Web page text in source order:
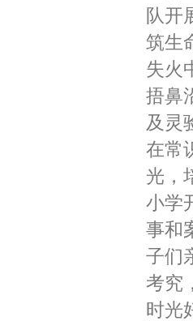
队开
筑生
失火
捂鼻
及灵
在常
光，
小学
事和
子们
考究
时光